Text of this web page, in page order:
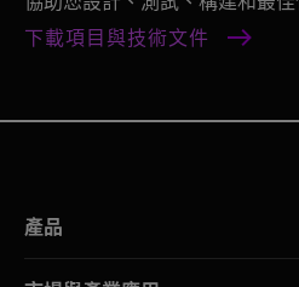
下載項目與技術文件
產品